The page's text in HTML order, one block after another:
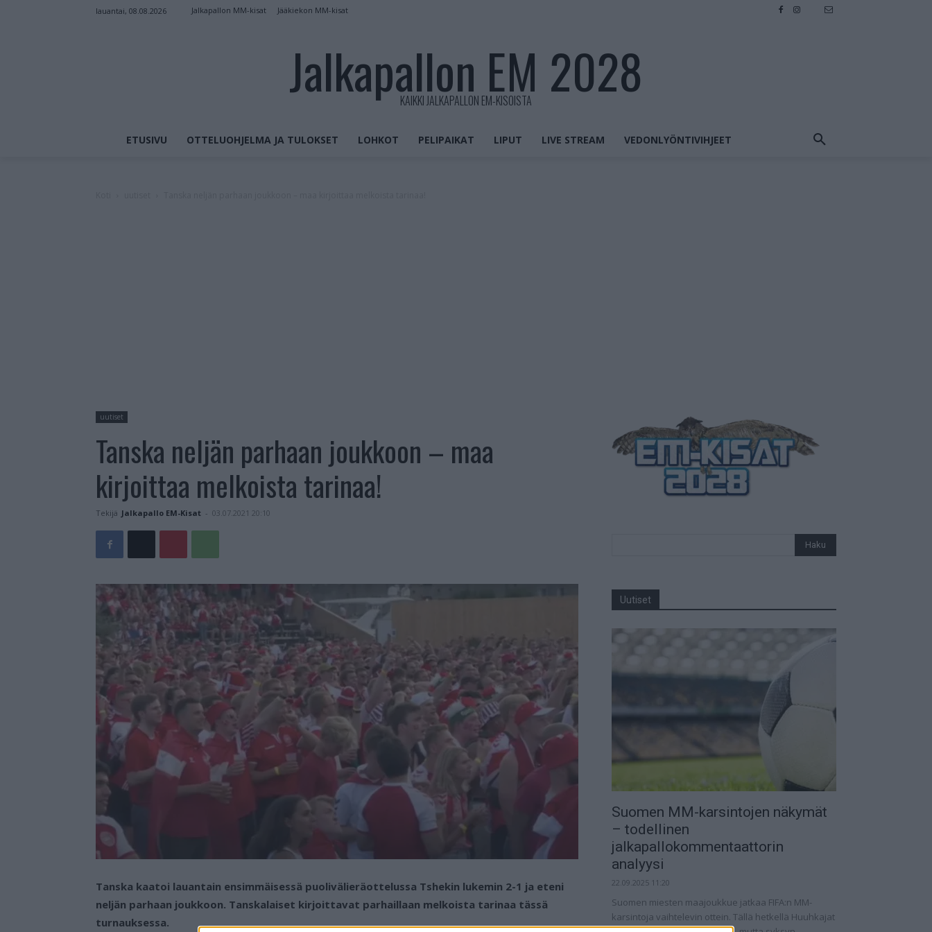
lauantai, 08.08.2026 Jalkapallon MM-kisat Jääkiekon MM-kisat
Jalkapallon EM 2028
KAIKKI JALKAPALLON EM-KISOISTA
ETUSIVU OTTELUOHJELMA JA TULOKSET LOHKOT PELIPAIKAT LIPUT LIVE STREAM VEDONLYÖNTIVIHJEET
uutiset
Tanska neljän parhaan joukkoon – maa
kirjoittaa melkoista tarinaa!
Tekijä Jalkapallo EM-Kisat - 03.07.2021 20:10
Tanska kaatoi lauantain ensimmäisessä puolivälieräottelussa Tshekin lukemin 2-1 ja eteni
neljän parhaan joukkoon. Tanskalaiset kirjoittavat parhaillaan melkoista tarinaa tässä
turnauksessa.
Uutiset
Suomen MM-karsintojen näkymät
– todellinen
jalkapallokommentaattorin
analyysi
22.09.2025 11:20
Suomen miesten maajoukkue jatkaa FIFA:n MM-
karsintoja vaihtelevin ottein. Tällä hetkellä Huuhkajat